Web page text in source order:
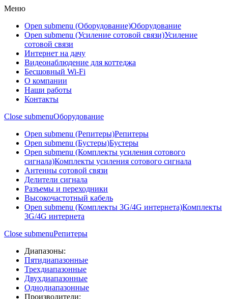
Меню
Open submenu (Оборудование)Оборудование
Open submenu (Усиление сотовой связи)Усиление
сотовой связи
Интернет на дачу
Видеонаблюдение для коттеджа
Бесшовный Wi-Fi
О компании
Наши работы
Контакты
Close submenuОборудование
Open submenu (Репитеры)Репитеры
Open submenu (Бустеры)Бустеры
Open submenu (Комплекты усиления сотового
сигнала)Комплекты усиления сотового сигнала
Антенны сотовой связи
Делители сигнала
Разъемы и переходники
Высокочастотный кабель
Open submenu (Комплекты 3G/4G интернета)Комплекты
3G/4G интернета
Close submenuРепитеры
Диапазоны:
Пятидиапазонные
Трехдиапазонные
Двухдиапазонные
Однодиапазонные
Производители: